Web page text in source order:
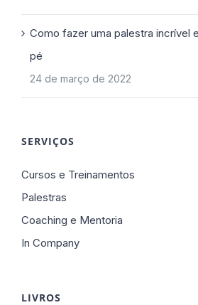
Como fazer uma palestra incrível
pé
24 de março de 2022
SERVIÇOS
Cursos e Treinamentos
Palestras
Coaching e Mentoria
In Company
LIVROS